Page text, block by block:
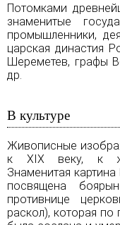
Потомками
знаменитые
промышленники,
царская династия
Шереметев, графы
др.
В культуре
Живописные
к XIX веку, к
Знаменитая
посвящена
противнице
раскол), которая по